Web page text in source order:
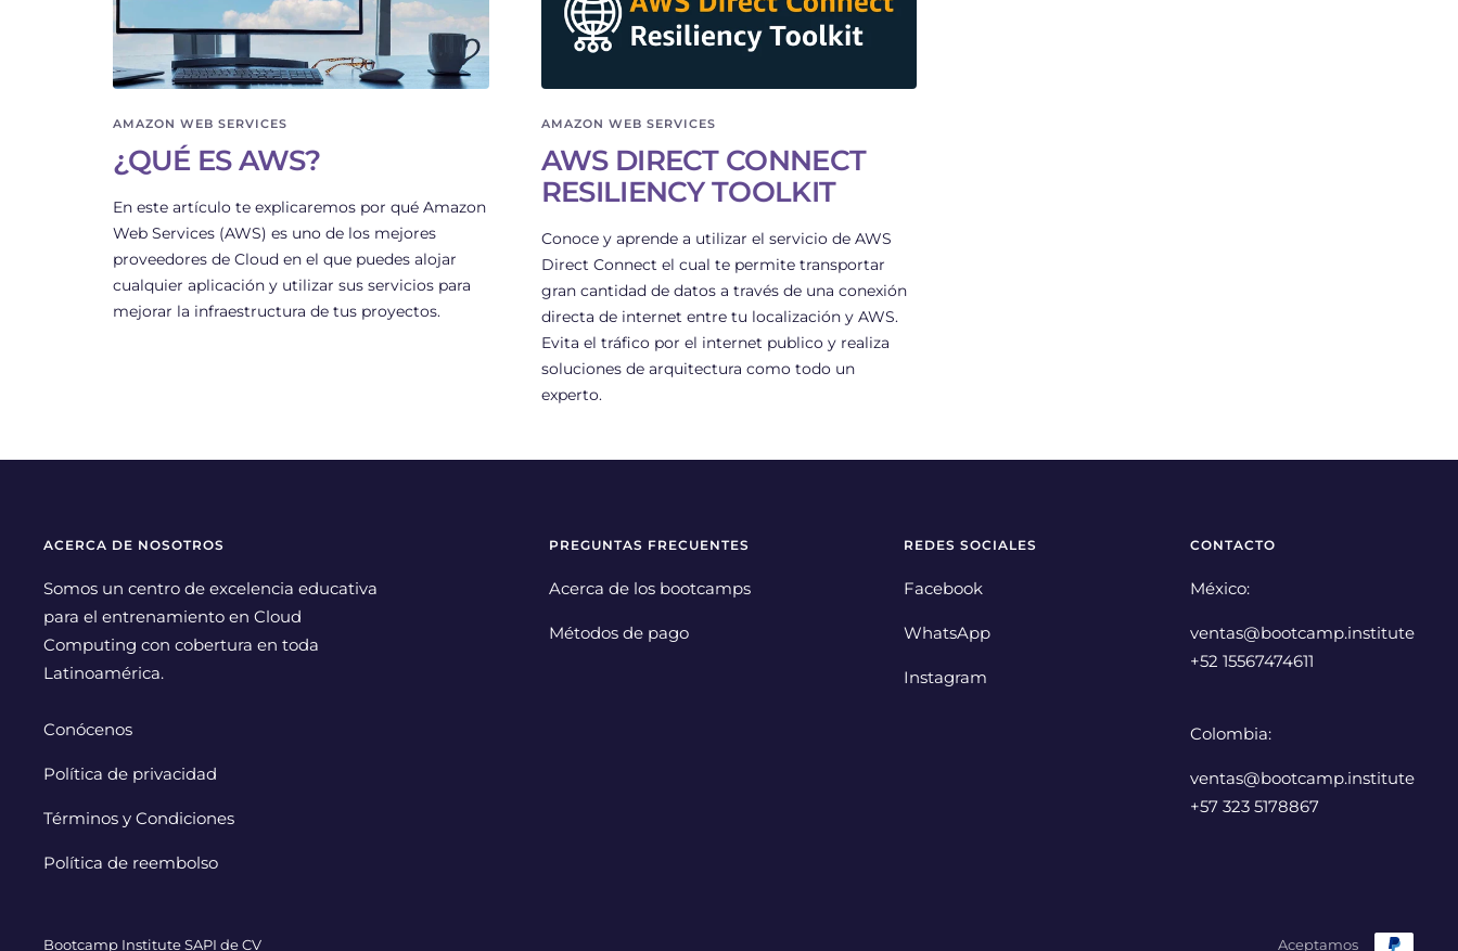
AMAZON WEB SERVICES
¿QUÉ ES AWS?
En este artículo te explicaremos por qué Amazon
Web Services (AWS) es uno de los mejores
proveedores de Cloud en el que puedes alojar
cualquier aplicación y utilizar sus servicios para
mejorar la infraestructura de tus proyectos.
AMAZON WEB SERVICES
AWS DIRECT CONNECT
RESILIENCY TOOLKIT
Conoce y aprende a utilizar el servicio de AWS
Direct Connect el cual te permite transportar
gran cantidad de datos a través de una conexión
directa de internet entre tu localización y AWS.
Evita el tráfico por el internet publico y realiza
soluciones de arquitectura como todo un
experto.
ACERCA DE NOSOTROS
Somos un centro de excelencia educativa
para el entrenamiento en Cloud
Computing con cobertura en toda
Latinoamérica.
Conócenos
Política de privacidad
Términos y Condiciones
Política de reembolso
PREGUNTAS FRECUENTES
Acerca de los bootcamps
Métodos de pago
REDES SOCIALES
Facebook
WhatsApp
Instagram
CONTACTO
México:
ventas@bootcamp.institute
+52 15567474611
Colombia:
ventas@bootcamp.institute
+57 323 5178867
Bootcamp Institute SAPI de CV Aceptamos